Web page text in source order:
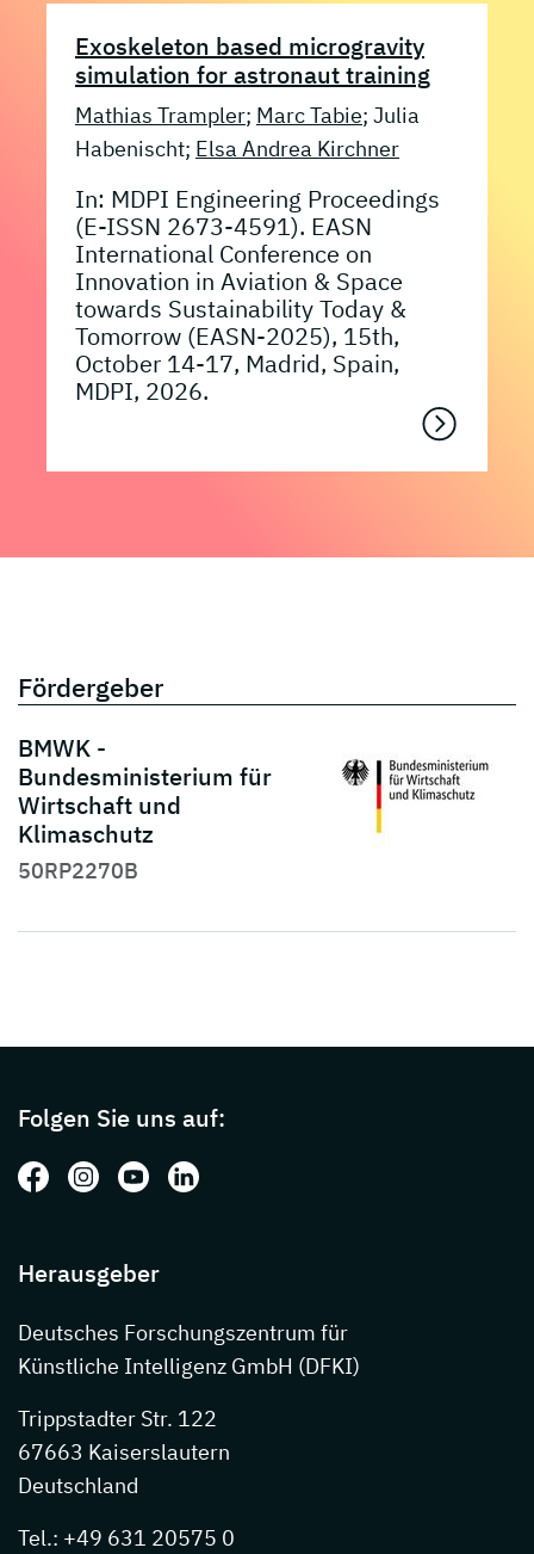
Exoskeleton based microgravity
simulation for astronaut training
Mathias Trampler; Marc Tabie; Julia
Habenischt; Elsa Andrea Kirchner
In: MDPI Engineering Proceedings
(E-ISSN 2673-4591). EASN
International Conference on
Innovation in Aviation & Space
towards Sustainability Today &
Tomorrow (EASN-2025), 15th,
October 14-17, Madrid, Spain,
MDPI, 2026.
Fördergeber
BMWK -
Bundesministerium für
Wirtschaft und
Klimaschutz
50RP2270B
Folgen Sie uns auf:
Folgen Sie uns auf: Facebook
Folgen Sie uns auf: Instagram
Folgen Sie uns auf: Youtube
Folgen Sie uns auf: LinkedIn
Herausgeber
Deutsches Forschungszentrum für
Künstliche Intelligenz GmbH (DFKI)
Trippstadter Str. 122
67663 Kaiserslautern
Deutschland
Tel.: +49 631 20575 0